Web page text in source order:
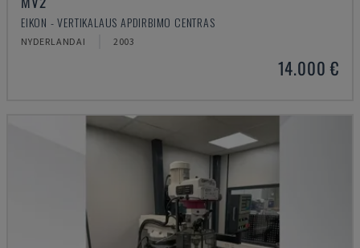
EIKON - VERTIKALAUS APDIRBIMO CENTRAS
NYDERLANDAI 2003
14.000 €